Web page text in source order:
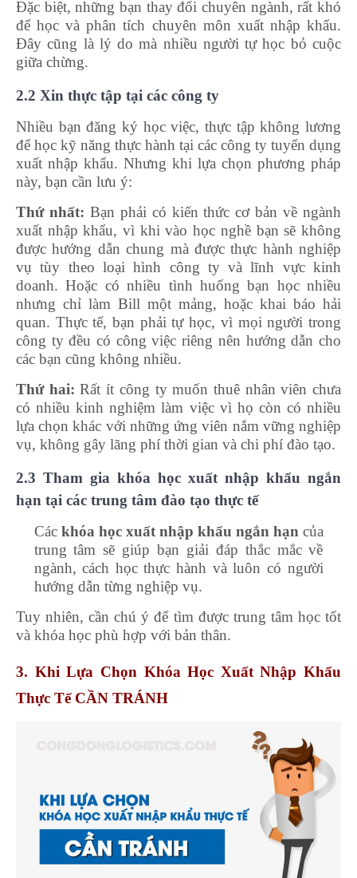
Đặc biệt, những bạn thay đổi chuyên ngành, rất khó
để học và phân tích chuyên môn xuất nhập khẩu.
Đây cũng là lý do mà nhiều người tự học bỏ cuộc
giữa chừng.
2.2 Xin thực tập tại các công ty
Nhiều bạn đăng ký học việc, thực tập không lương
để học kỹ năng thực hành tại các công ty tuyển dụng
xuất nhập khẩu. Nhưng khi lựa chọn phương pháp
này, bạn cần lưu ý:
Thứ nhất: Bạn phải có kiến ​​thức cơ bản về ngành
xuất nhập khẩu, vì khi vào học nghề bạn sẽ không
được hướng dẫn chung mà được thực hành nghiệp
vụ tùy theo loại hình công ty và lĩnh vực kinh
doanh. Hoặc có nhiều tình huống bạn học nhiều
nhưng chỉ làm Bill một mảng, hoặc khai báo hải
quan. Thực tế, bạn phải tự học, vì mọi người trong
công ty đều có công việc riêng nên hướng dẫn cho
các bạn cũng không nhiều.
Thứ hai: Rất ít công ty muốn thuê nhân viên chưa
có nhiều kinh nghiệm làm việc vì họ còn có nhiều
lựa chọn khác với những ứng viên nắm vững nghiệp
vụ, không gây lãng phí thời gian và chi phí đào tạo.
2.3 Tham gia khóa học xuất nhập khẩu ngắn
hạn tại các trung tâm đào tạo thực tế
Các khóa học xuất nhập khẩu ngắn hạn của
trung tâm sẽ giúp bạn giải đáp thắc mắc về
ngành, cách học thực hành và luôn có người
hướng dẫn từng nghiệp vụ.
Tuy nhiên, cần chú ý để tìm được trung tâm học tốt
và khóa học phù hợp với bản thân.
3. Khi Lựa Chọn Khóa Học Xuất Nhập Khẩu
Thực Tế CẦN TRÁNH